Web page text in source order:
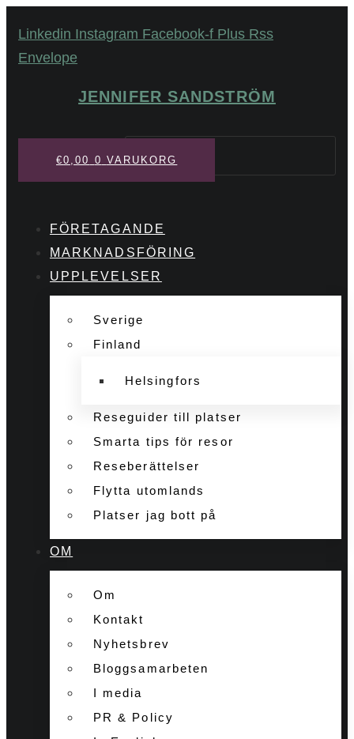
till
innehåll
Linkedin Instagram Facebook-f Plus Rss
Envelope
JENNIFER SANDSTRÖM
Sök
€0,00 0 VARUKORG
FÖRETAGANDE
MARKNADSFÖRING
UPPLEVELSER
Sverige
Finland
Helsingfors
Reseguider till platser
Smarta tips för resor
Reseberättelser
Flytta utomlands
Platser jag bott på
OM
Om
Kontakt
Nyhetsbrev
Bloggsamarbeten
I media
PR & Policy